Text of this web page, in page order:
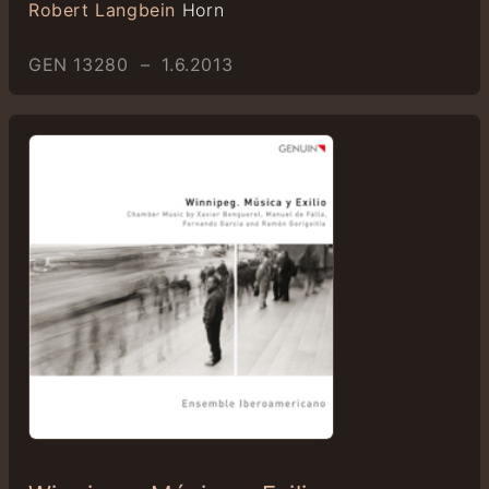
Robert Langbein Horn
GEN 13280 – 1.6.2013